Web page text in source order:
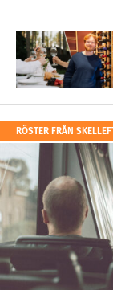
RÖSTER FRÅN